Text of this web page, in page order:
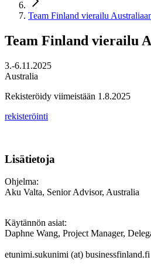
Team Finland vierailu
Team Finland vierailu
3.-6.11.2025
Australia
Rekisteröidy viimeistään 1.8.2025
rekisteröinti
Lisätietoja
Ohjelma:
Aku Valta, Senior Advisor, Australia
Käytännön asiat:
Daphne Wang, Project Manager,
etunimi.sukunimi (at) businessfinland.fi